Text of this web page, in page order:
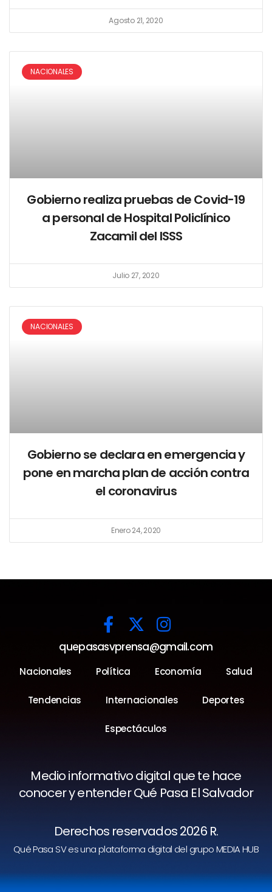
Agosto 21, 2020
NACIONALES
Gobierno realiza pruebas de Covid-19
a personal de Hospital Policlínico
Zacamil del ISSS
Julio 27, 2020
NACIONALES
Gobierno se declara en emergencia y
pone en marcha plan de acción contra
el coronavirus
Enero 24, 2020
quepasasvprensa@gmail.com
Nacionales Política Economía Salud
Tendencias Internacionales Deportes
Espectáculos
Medio informativo digital que te hace
conocer y entender Qué Pasa El Salvador
Derechos reservados 2026 R.
Qué Pasa SV es una plataforma digital del grupo MEDIA HUB